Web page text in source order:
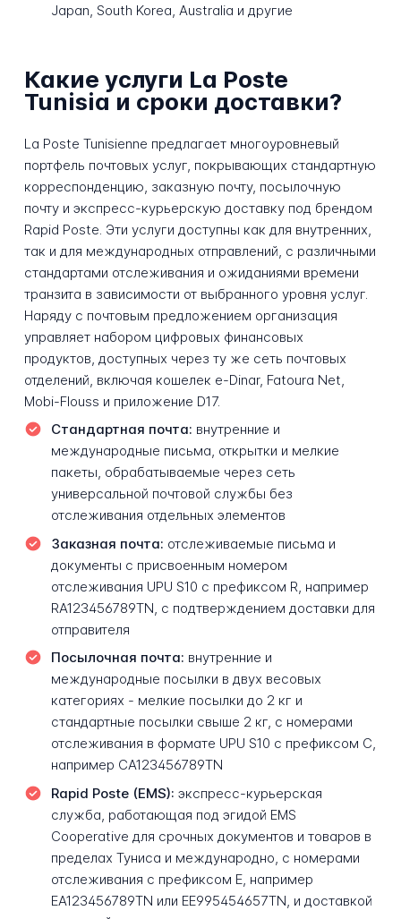
Japan, South Korea, Australia и другие
Какие услуги La Poste
Tunisia и сроки доставки?
La Poste Tunisienne предлагает многоуровневый
портфель почтовых услуг, покрывающих стандартную
корреспонденцию, заказную почту, посылочную
почту и экспресс-курьерскую доставку под брендом
Rapid Poste. Эти услуги доступны как для внутренних,
так и для международных отправлений, с различными
стандартами отслеживания и ожиданиями времени
транзита в зависимости от выбранного уровня услуг.
Наряду с почтовым предложением организация
управляет набором цифровых финансовых
продуктов, доступных через ту же сеть почтовых
отделений, включая кошелек e-Dinar, Fatoura Net,
Mobi-Flouss и приложение D17.
Стандартная почта: внутренние и
международные письма, открытки и мелкие
пакеты, обрабатываемые через сеть
универсальной почтовой службы без
отслеживания отдельных элементов
Заказная почта: отслеживаемые письма и
документы с присвоенным номером
отслеживания UPU S10 с префиксом R, например
RA123456789TN, с подтверждением доставки для
отправителя
Посылочная почта: внутренние и
международные посылки в двух весовых
категориях - мелкие посылки до 2 кг и
стандартные посылки свыше 2 кг, с номерами
отслеживания в формате UPU S10 с префиксом C,
например CA123456789TN
Rapid Poste (EMS): экспресс-курьерская
служба, работающая под эгидой EMS
Cooperative для срочных документов и товаров в
пределах Туниса и международно, с номерами
отслеживания с префиксом E, например
EA123456789TN или EE995454657TN, и доставкой